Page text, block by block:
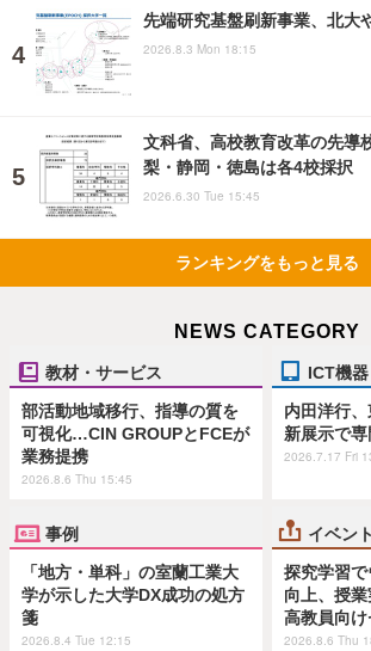
先端研究基盤刷新事業、北大
2026.8.3 Mon 18:15
文科省、高校教育改革の先導
梨・静岡・徳島は各4校採択
2026.6.30 Tue 15:45
ランキングをもっと見る
NEWS CATEGORY
教材・サービス
部活動地域移行、指導の質を
可視化…CIN GROUPとFCEが
業務提携
2026.8.6 Thu 15:45
ICT機器
内田洋行
新展示で
2026.7.17 Fri
事例
「地方・単科」の室蘭工業大
学が示した大学DX成功の処方
箋
2026.8.4 Tue 12:15
イベント
探究学習
向上、授
高教員向
2026.8.6 Thu